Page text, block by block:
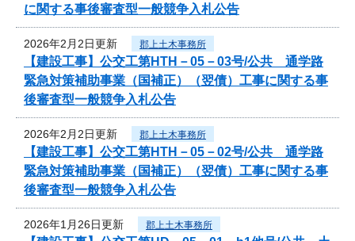
に関する事後審査型一般競争入札公告
2026年2月2日更新 郡上土木事務所
【建設工事】公交工第HTH－05－03号/公共 通学路
緊急対策補助事業（国補正）（翌債）工事に関する事
後審査型一般競争入札公告
2026年2月2日更新 郡上土木事務所
【建設工事】公交工第HTH－05－02号/公共 通学路
緊急対策補助事業（国補正）（翌債）工事に関する事
後審査型一般競争入札公告
2026年1月26日更新 郡上土木事務所